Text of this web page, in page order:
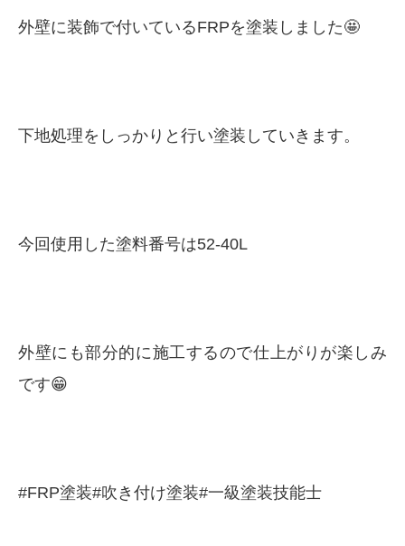
外壁に装飾で付いているFRPを塗装しました🤩
下地処理をしっかりと行い塗装していきます。
今回使用した塗料番号は52-40L
外壁にも部分的に施工するので仕上がりが楽しみ
です😁
#FRP塗装#吹き付け塗装#一級塗装技能士